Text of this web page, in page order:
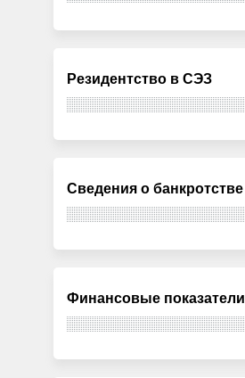
Резидентство в СЭЗ
Сведения о банкротстве
Финансовые показатели